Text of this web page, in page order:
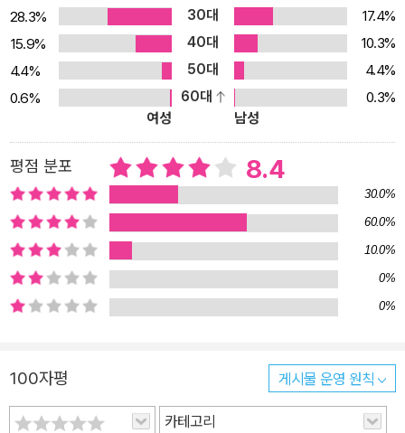
28.3%
30대
17.4%
15.9%
40대
10.3%
4.4%
50대
4.4%
0.6%
60대
0.3%
여성
남성
평점 분포 8.4
30.0%
60.0%
10.0%
0%
0%
100자평 게시물 운영 원칙
카테고리